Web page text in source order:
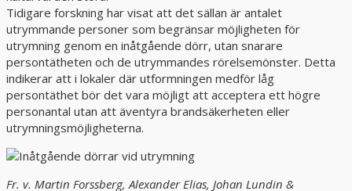
Tidigare forskning har visat att det sällan är antalet
utrymmande personer som begränsar möjligheten för
utrymning genom en inåtgående dörr, utan snarare
persontätheten och de utrymmandes rörelsemönster. Detta
indikerar att i lokaler där utformningen medför låg
persontäthet bör det vara möjligt att acceptera ett högre
personantal utan att äventyra brandsäkerheten eller
utrymningsmöjligheterna.
Fr. v. Martin Forssberg, Alexander Elias, Johan Lundin &